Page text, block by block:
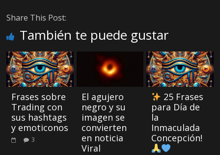
Share This Post:
También te puede gustar
Frases sobre
Trading con
sus hashtags
y emoticonos
3
El agujero
negro y su
imagen se
convierten
en noticia
Viral
25 Frases
para Día de
la
Inmaculada
Concepción!